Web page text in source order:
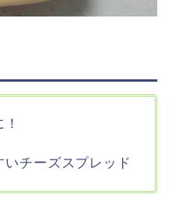
チーズスプレッド